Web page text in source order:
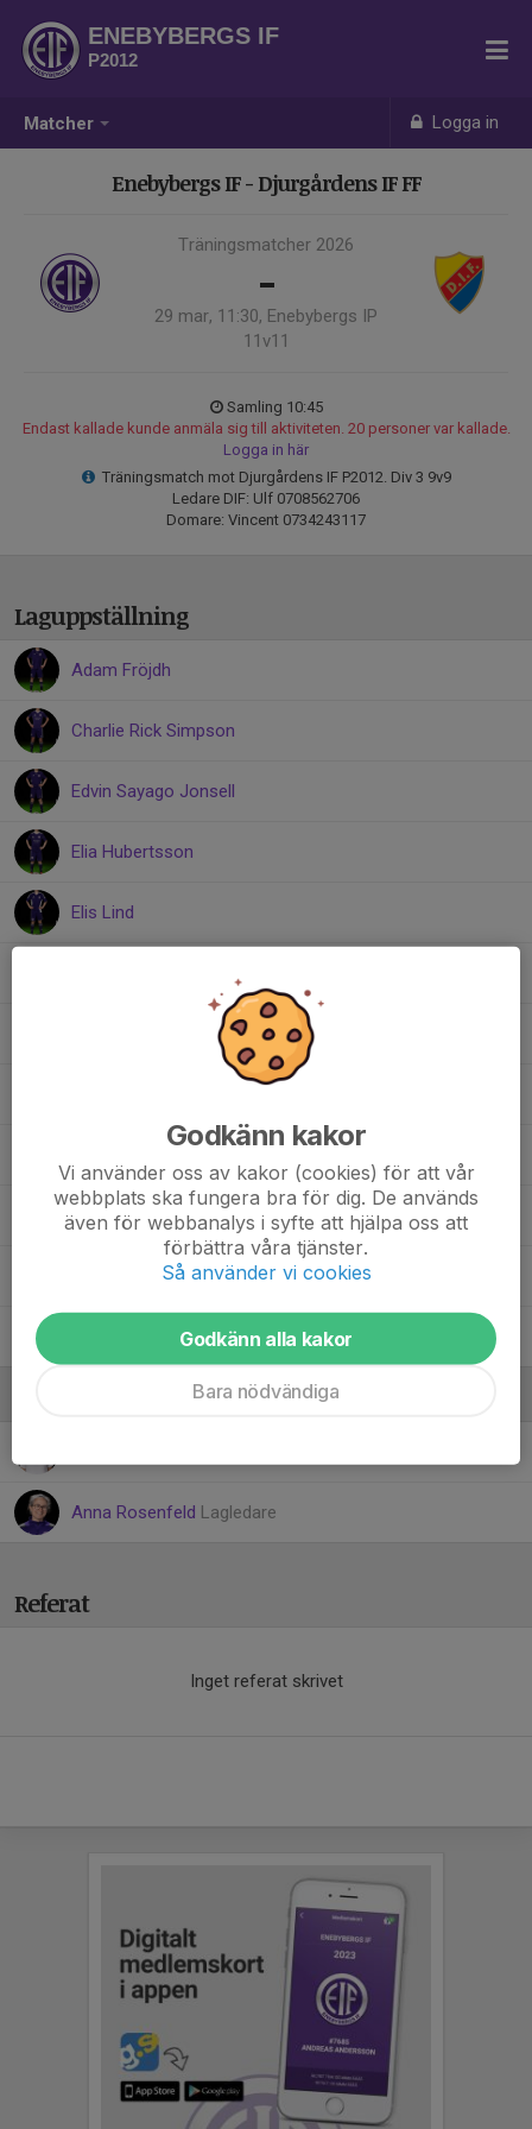
Matcher Logga in
ENEBYBERGS IF
P2012
Enebybergs IF - Djurgårdens IF FF
Träningsmatcher 2026
-
29 mar, 11:30, Enebybergs IP
11v11
Samling 10:45
Endast kallade kunde anmäla sig till aktiviteten. 20 personer var kallade.
Logga in här
Träningsmatch mot Djurgårdens IF P2012. Div 3 9v9
Ledare DIF: Ulf 0708562706
Domare: Vincent 0734243117
Laguppställning
Adam Fröjdh
Charlie Rick Simpson
Edvin Sayago Jonsell
Elia Hubertsson
Elis Lind
Viggo Wiklund
Wilhelm Acklén Norlund
William Dehvari
Anna Rosenfeld Lagledare
Referat
Inget referat skrivet
Godkänn kakor
Vi använder oss av kakor (cookies) för att vår
webbplats ska fungera bra för dig. De används
även för webbanalys i syfte att hjälpa oss att
förbättra våra tjänster.
Så använder vi cookies
Godkänn alla kakor
Bara nödvändiga